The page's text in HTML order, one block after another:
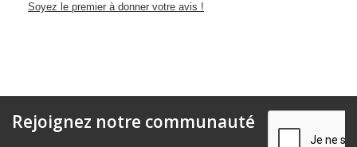
Soyez le premier à donner votre avis !
Rejoignez notre communauté